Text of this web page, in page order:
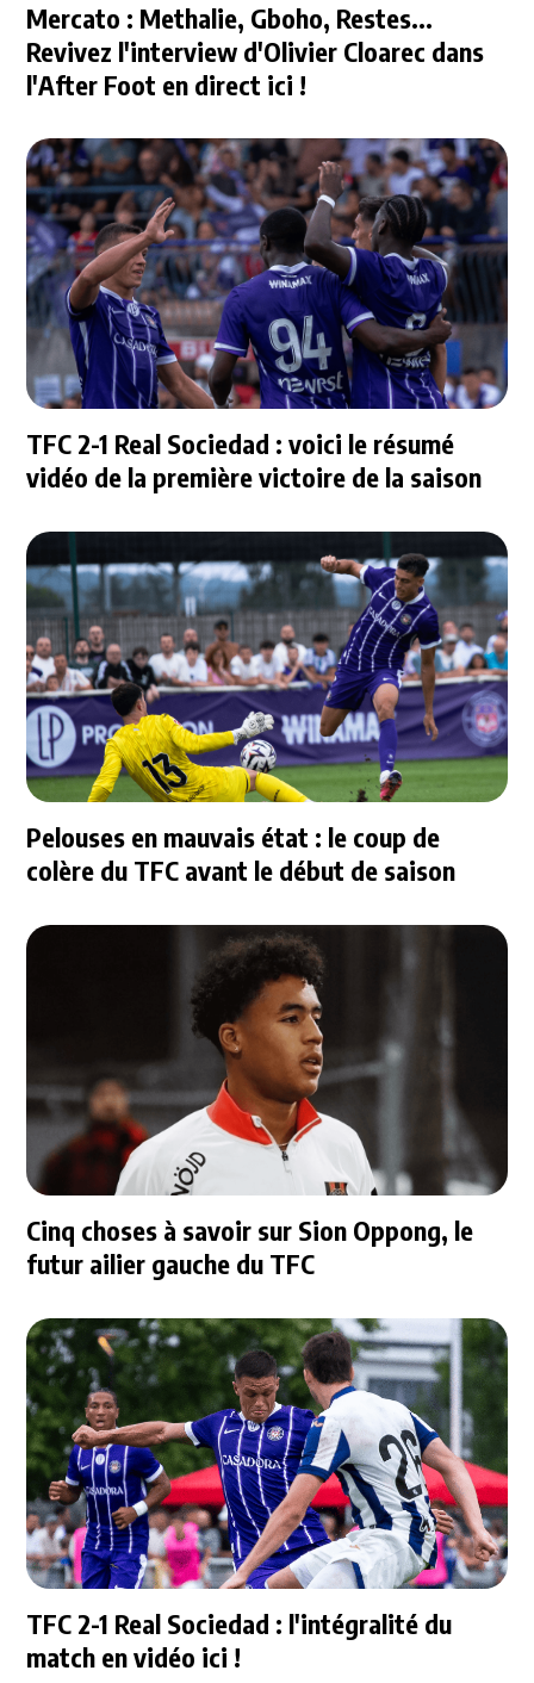
Mercato : Methalie, Gboho, Restes...
Revivez l'interview d'Olivier Cloarec dans
l'After Foot en direct ici !
TFC 2-1 Real Sociedad : voici le résumé
vidéo de la première victoire de la saison
Pelouses en mauvais état : le coup de
colère du TFC avant le début de saison
Cinq choses à savoir sur Sion Oppong, le
futur ailier gauche du TFC
TFC 2-1 Real Sociedad : l'intégralité du
match en vidéo ici !